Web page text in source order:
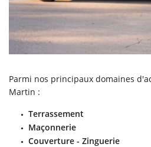
Parmi nos principaux domaines
Martin :
Terrassement
Maçonnerie
Couverture - Zinguerie